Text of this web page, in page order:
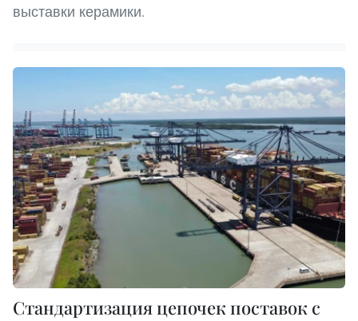
выставки керамики.
Стандартизация цепочек поставок с